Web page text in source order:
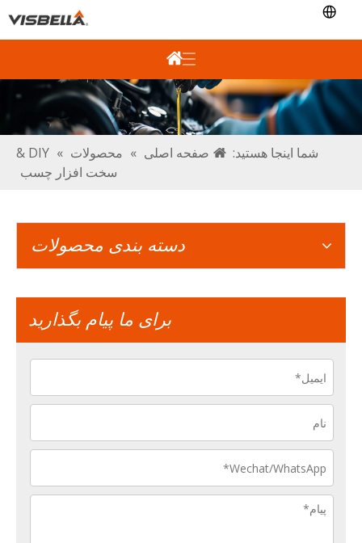
شما اینجا هستید: صفحه اصلی » محصولات »
DIY &
سخت افزار چسب
دسته بندی محصولات
برای ما پیام بگذارید